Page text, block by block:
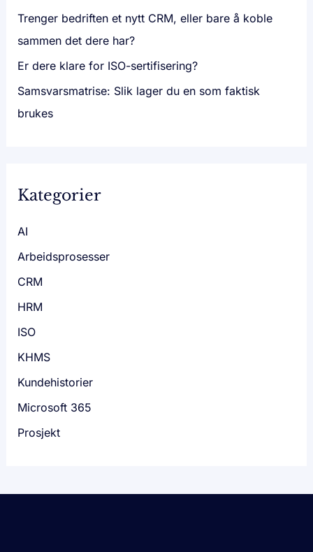
Trenger bedriften et nytt CRM, eller bare å koble
sammen det dere har?
Er dere klare for ISO-sertifisering?
Samsvarsmatrise: Slik lager du en som faktisk
brukes
Kategorier
AI
Arbeidsprosesser
CRM
HRM
ISO
KHMS
Kundehistorier
Microsoft 365
Prosjekt